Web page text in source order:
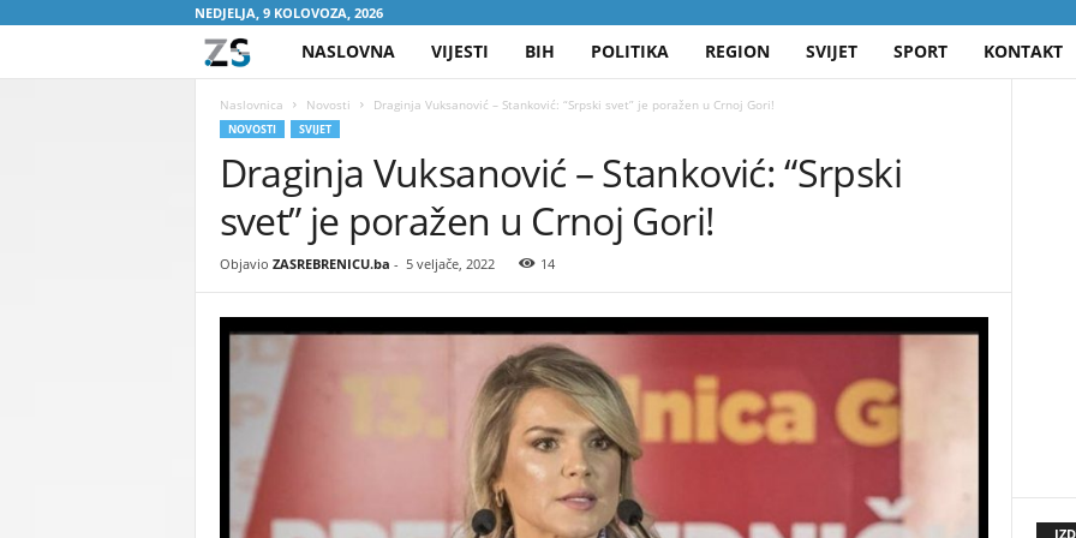
NEDJELJA, 9 KOLOVOZA, 2026
A
R
E
B
R
I
NASLOVNA VIJESTI BIH POLITIKA REGION SVIJET SPORT KONTAKT
Naslovnica Novosti Draginja Vuksanović – Stanković: “Srpski svet” je poražen u Crnoj Gori!
NOVOSTI SVIJET
Draginja Vuksanović – Stanković: “Srpski
svet” je poražen u Crnoj Gori!
Objavio ZASREBRENICU.ba - 5 veljače, 2022 14